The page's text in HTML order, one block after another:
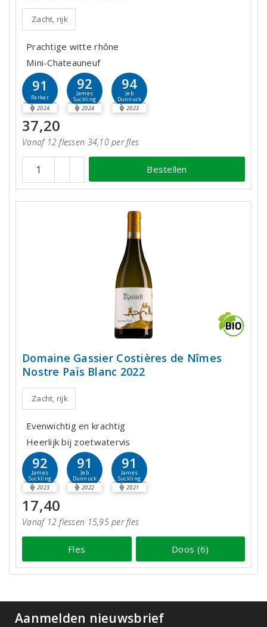
Zacht, rijk
Prachtige witte rhône
Mini-Chateauneuf
91
Parker
2024
92
James
Suckling
2024
94
Jeb
Dunnuck
2023
37,20
Vanaf 12 flessen 34,10 per fles
Bestellen
Domaine Gassier Costières de Nîmes
Nostre Païs Blanc 2022
Zacht, rijk
Evenwichtig en krachtig
Heerlijk bij zoetwatervis
92
James
Suckling
2023
91
Jeb
Dunnuck
2022
91
James
Suckling
2021
17,40
Vanaf 12 flessen 15,95 per fles
Fles Doos (6)
Aanmelden nieuwsbrief